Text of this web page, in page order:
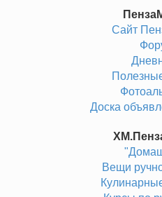
Сайт
Доска
Вещи